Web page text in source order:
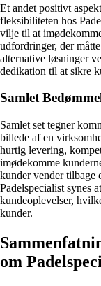
Et andet positivt
fleksibiliteten hos
vilje til at
udfordringer, der
alternative løsninger
dedikation til at sikre
Samlet
Samlet set tegner
billede af en
hurtig levering,
imødekomme
kunder vender tilbage
Padelspecialist synes
kundeoplevelser,
kunder.
om